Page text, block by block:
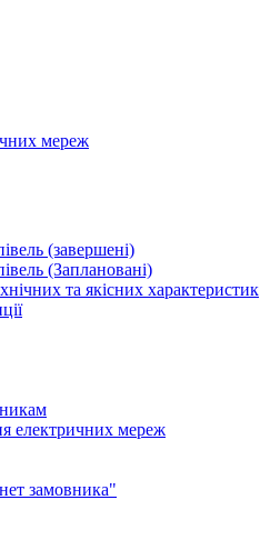
мереж
(завершені)
(Заплановані)
та якісних характеристик
електричних мереж
замовника"